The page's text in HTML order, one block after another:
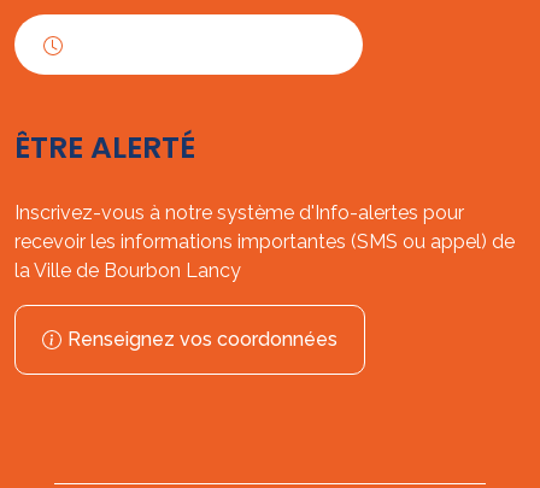
ÊTRE ALERTÉ
Inscrivez-vous à notre système d'Info-alertes pour
recevoir les informations importantes (SMS ou appel) de
la Ville de Bourbon Lancy
Renseignez vos coordonnées